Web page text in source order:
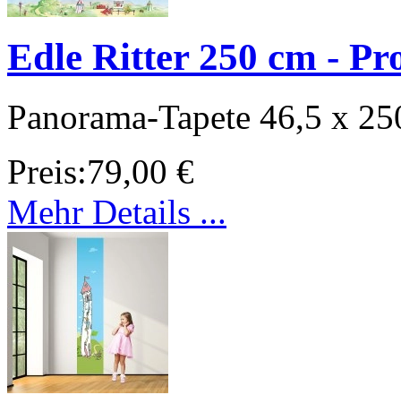
Edle Ritter 250 cm -
Panorama-Tapete 46,5 x
Preis:79,00 €
Mehr Details ...